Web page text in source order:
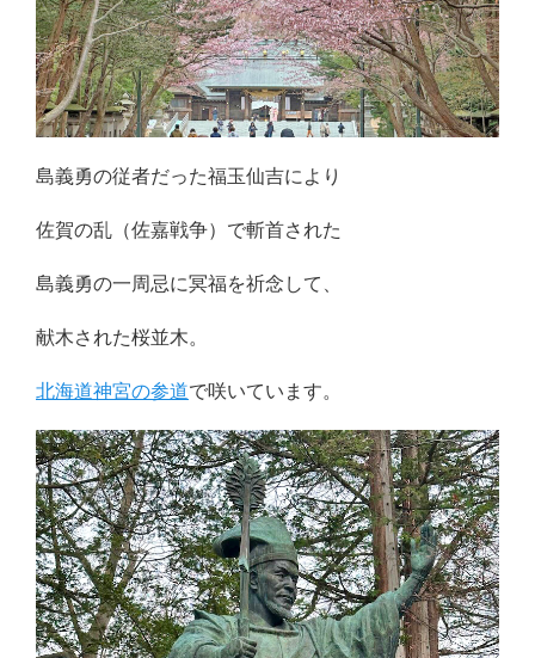
島義勇の従者だった福玉仙吉により
佐賀の乱（佐嘉戦争）で斬首された
島義勇の一周忌に冥福を祈念して、
献木された桜並木。
北海道神宮の参道で咲いています。